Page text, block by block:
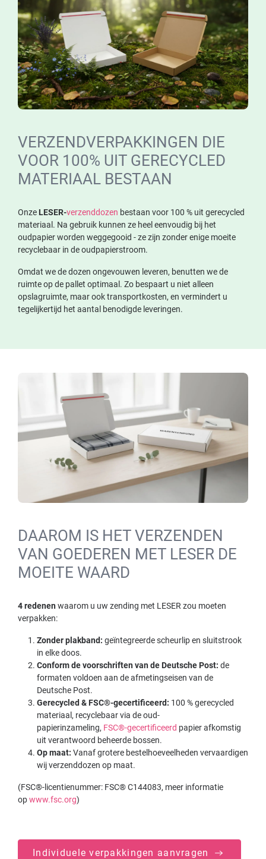
VERZENDVERPAKKINGEN DIE
VOOR 100% UIT GERECYCLED
MATERIAAL BESTAAN
Onze LESER-verzenddozen bestaan voor 100 % uit gerecycled
materiaal. Na gebruik kunnen ze heel eenvoudig bij het
oudpapier worden weggegooid - ze zijn zonder enige moeite
recyclebaar in de oudpapierstroom.
Omdat we de dozen ongevouwen leveren, benutten we de
ruimte op de pallet optimaal. Zo bespaart u niet alleen
opslagruimte, maar ook transportkosten, en vermindert u
tegelijkertijd het aantal benodigde leveringen.
DAAROM IS HET VERZENDEN
VAN GOEDEREN MET LESER DE
MOEITE WAARD
4 redenen waarom u uw zending met LESER zou moeten
verpakken:
Zonder plakband: geïntegreerde scheurlip en sluitstrook
in elke doos.
Conform de voorschriften van de Deutsche Post: de
formaten voldoen aan de afmetingseisen van de
Deutsche Post.
Gerecycled & FSC®-gecertificeerd: 100 % gerecycled
materiaal, recyclebaar via de oud-
papierinzameling, FSC®-gecertificeerd papier afkomstig
uit verantwoord beheerde bossen.
Op maat: Vanaf grotere bestelhoeveelheden vervaardigen
wij verzenddozen op maat.
(FSC®-licentienummer: FSC® C144083, meer informatie
opwww.fsc.org)
Individuele verpakkingen aanvragen